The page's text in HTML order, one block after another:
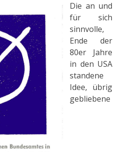
Die an und
für sich
sinnvolle,
Ende der
80er Jahre
in den USA
standene
Idee, übrig
gebliebene